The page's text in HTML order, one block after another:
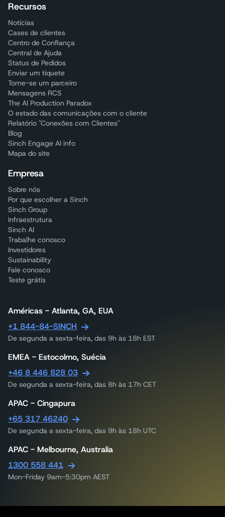
Recursos
Notícias
Cases de clientes
Centro de Confiança
Central de Ajuda
Status de Pedidos
Enviar um tíquete
Torne-se um parceiro
Mensagens RCS
The AI Production Paradox
O estado das comunicações com o cliente
Relatório "Conexões com Clientes"
Blog
Sinch Engage AI info
Mapa do site
Empresa
Sobre nós
Por que escolher a Sinch
Sinch Group
Infraestrutura
Sinch AI
Trabalhe conosco
Investidores
Sustainability
Fale conosco
Teste grátis
Américas - Atlanta, GA, EUA
+1 844-84-SINCH
De segunda a sexta-feira, das 9h às 18h EST
EMEA - Estocolmo, Suécia
+46 8 446 828 03
De segunda a sexta-feira, das 8h às 17h CET
APAC - Cingapura
+65 317 46240
De segunda a sexta-feira, das 9h às 18h UTC
APAC - Melbourne, Australia
1300 558 441
Mon-Friday 9am-5:30pm AEST